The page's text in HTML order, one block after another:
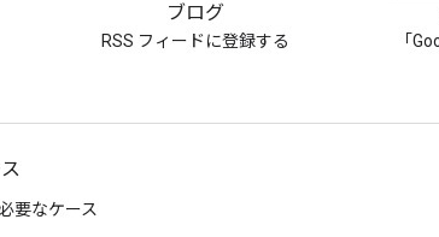
ブログ
RSS フィードに登録する
「
要なケース